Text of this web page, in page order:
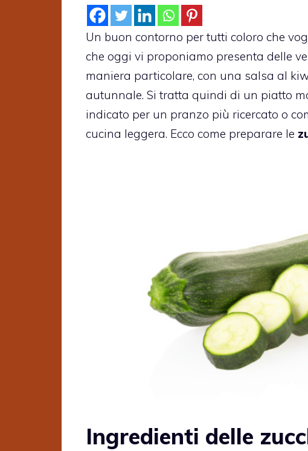
Un buon contorno per tutti coloro che
che oggi vi proponiamo presenta delle
maniera particolare, con una salsa al
autunnale. Si tratta quindi di un piatto
indicato per un pranzo più ricercato o
cucina leggera. Ecco come preparare le
Ingredienti delle